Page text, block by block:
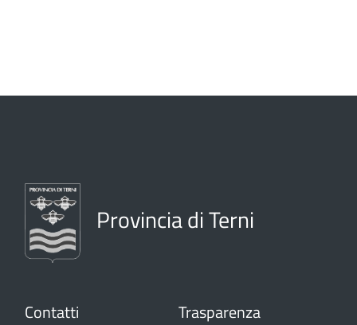
Provincia di Terni
Contatti Trasparenza